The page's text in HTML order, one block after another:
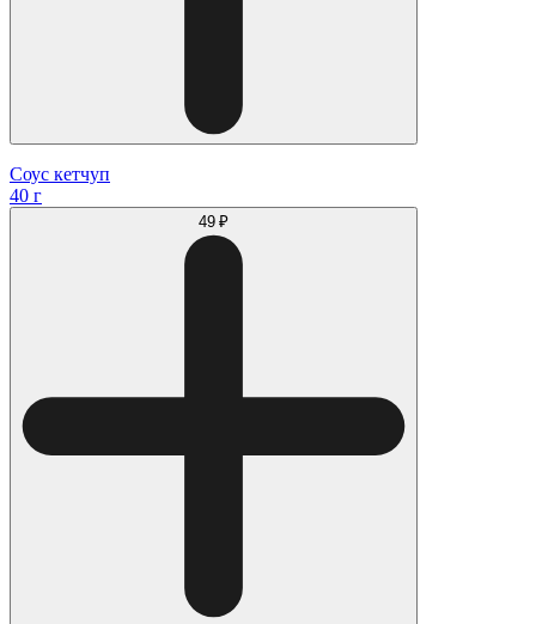
Соус кетчуп
40 г
49 ₽